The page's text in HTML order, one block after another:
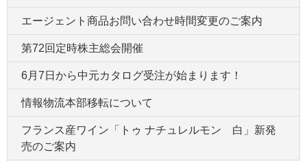
エージェント商品お問い合わせ時間変更のご案内
第72回定時株主総会開催
6月7日から中元カタログ受注が始まります！
情報物流本部移転について
フランス産ワイン「トゥ ナチュレルモン 白」新発
売のご案内